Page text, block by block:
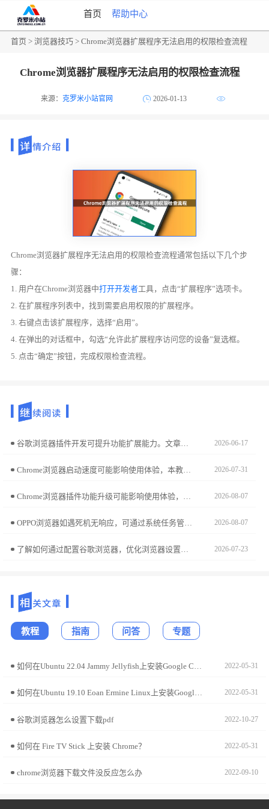
首页 帮助中心
首页 >浏览器技巧 > Chrome浏览器扩展程序无法启用的权限检查流程
Chrome浏览器扩展程序无法启用的权限检查流程
来源：克罗米小站官网 2026-01-13
Chrome浏览器扩展程序无法启用的权限检查流程通常包括以下几个步
骤：
1. 用户在Chrome浏览器中打开开发者工具，点击“扩展程序”选项卡。
2. 在扩展程序列表中，找到需要启用权限的扩展程序。
3. 右键点击该扩展程序，选择“启用”。
4. 在弹出的对话框中，勾选“允许此扩展程序访问您的设备”复选框。
5. 点击“确定”按钮，完成权限检查流程。
谷歌浏览器插件开发可提升功能扩展能力。文章分享实操经验，帮助用户掌握扩展制作操作技巧。 2026-06-17
Chrome浏览器启动速度可能影响使用体验，本教程分享测试与优化操作实践，包括原因分析、设置调整及操作技巧，帮助用户恢复快速启动体验。 2026-07-31
2026-08-07
OPPO浏览器如遇死机无响应，可通过系统任务管理器执行强制停止动作。本指南说明了此操作的执行步骤，既能快速解决程序卡死故障，又能有效清除异常内存，保障浏览器的后续使用稳定。 2026-08-07
了解如何通过配置谷歌浏览器，优化浏览器设置，提高性能，提升浏览体验，减少加载时间和操作延迟。 2026-07-23
教程 指南 问答 专题
如何在Ubuntu 22.04 Jammy Jellyfish上安装Google Chrome? 2022-05-31
如何在Ubuntu 19.10 Eoan Ermine Linux上安装Google Chrome? 2022-05-31
谷歌浏览器怎么设置下载pdf 2022-10-27
如何在 Fire TV Stick 上安装 Chrome？ 2022-05-31
chrome浏览器下载文件没反应怎么办 2022-09-10